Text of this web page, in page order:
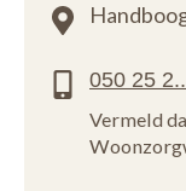
Vermeld